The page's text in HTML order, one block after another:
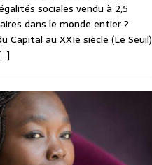
sociales vendu à 2,5
dans le monde entier ?
Capital au XXIe siècle (Le Seuil)